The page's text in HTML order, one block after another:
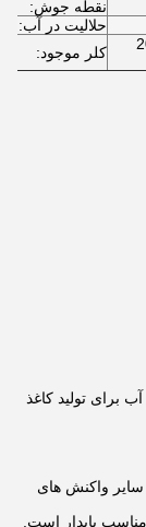
نقطه جوش:
حلالیت در آب:
در دمای 20
کلر موجود:
سایر واکنش های
پایدار است.